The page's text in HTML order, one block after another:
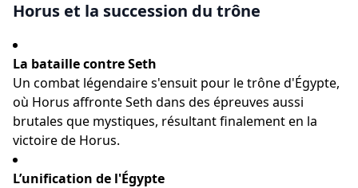
Horus et la succession du trône
La bataille contre Seth
Un combat légendaire s'ensuit pour le trône d'Égypte,
où Horus affronte Seth dans des épreuves aussi
brutales que mystiques, résultant finalement en la
victoire de Horus.
L’unification de l'Égypte